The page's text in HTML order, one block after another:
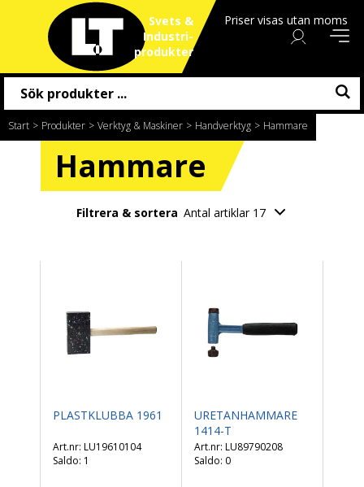
Priser visas utan moms
Svets &
Industri
produkter
Start / Produkter / Verktyg & Maskiner / Handverktyg / Hammare
Hammare
Filtrera & sortera Antal artiklar 17
PLASTKLUBBA 1961
LU19610104
Saldo: 1
URETANHAMMARE
1414-T
LU89790208
Saldo: 0